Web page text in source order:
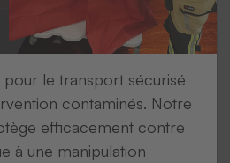
le transport sécurisé
contaminés. Notre
efficacement contre
à une manipulation